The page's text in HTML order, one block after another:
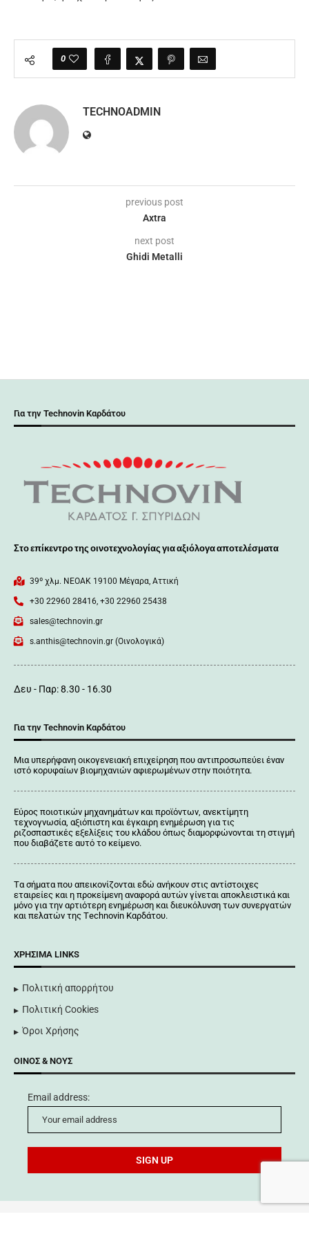
0
TECHNOADMIN
previous post
Axtra
next post
Ghidi Metalli
Για την Technovin Καρδάτου
Στο επίκεντρο της οινοτεχνολογίας για αξιόλογα αποτελέσματα
39º χλμ. ΝΕΟΑΚ 19100 Mέγαρα, Αττική
+30 22960 28416, +30 22960 25438
sales@technovin.gr
s.anthis@technovin.gr (Οινολογικά)
Δευ - Παρ: 8.30 - 16.30
Για την Technovin Καρδάτου
Μια υπερήφανη οικογενειακή επιχείρηση που αντιπροσωπεύει έναν
ιστό κορυφαίων βιομηχανιών αφιερωμένων στην ποιότητα.
Εύρος ποιοτικών μηχανημάτων και προϊόντων, ανεκτίμητη
τεχνογνωσία, αξιόπιστη και έγκαιρη ενημέρωση για τις
ριζοσπαστικές εξελίξεις του κλάδου όπως διαμορφώνονται τη στιγμή
που διαβάζετε αυτό το κείμενο.
Tα σήματα που απεικονίζονται εδώ ανήκουν στις αντίστοιχες
εταιρείες και η προκείμενη αναφορά αυτών γίνεται αποκλειστικά και
μόνο για την αρτιότερη ενημέρωση και διευκόλυνση των συνεργατών
και πελατών της Τechnovin Kαρδάτου.
ΧΡΉΣΙΜΑ LINKS
Πολιτική απορρήτου
Πολιτική Cookies
Όροι Χρήσης
ΟΊΝΟΣ & ΝΟΥΣ
Email address: